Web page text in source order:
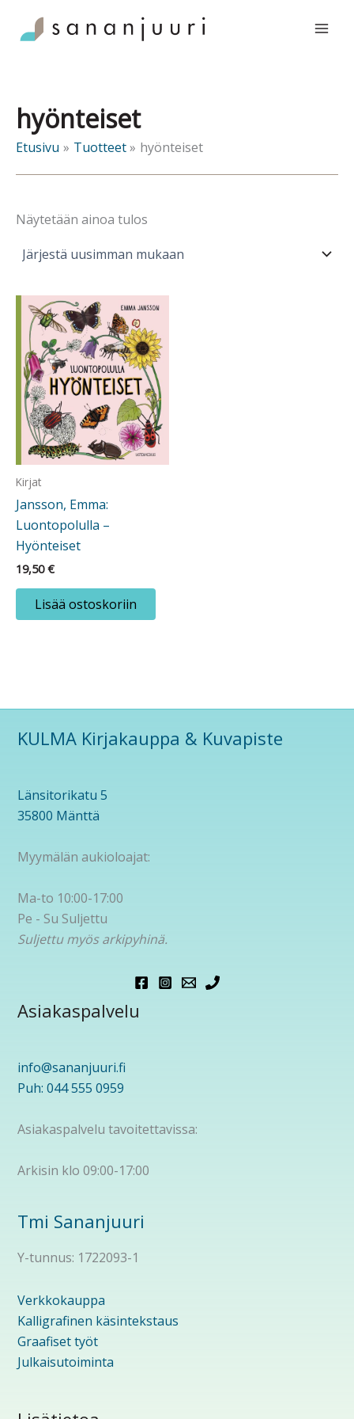
sisältöön
hyönteiset
Etusivu Tuotteet hyönteiset
Näytetään ainoa tulos
Kirjat
Jansson, Emma:
Luontopolulla –
Hyönteiset
19,50€
Lisää ostoskoriin
KULMA Kirjakauppa & Kuvapiste
Länsitorikatu 5
35800 Mänttä
Myymälän aukioloajat:
Ma-to 10:00-17:00
Pe - Su Suljettu
Suljettu myös arkipyhinä.
Asiakaspalvelu
info@sananjuuri.fi
Puh: 044 555 0959
Asiakaspalvelu tavoitettavissa:
Arkisin klo 09:00-17:00
Tmi Sananjuuri
Y-tunnus: 1722093-1
Verkkokauppa
Kalligrafinen käsintekstaus
Graafiset työt
Julkaisutoiminta